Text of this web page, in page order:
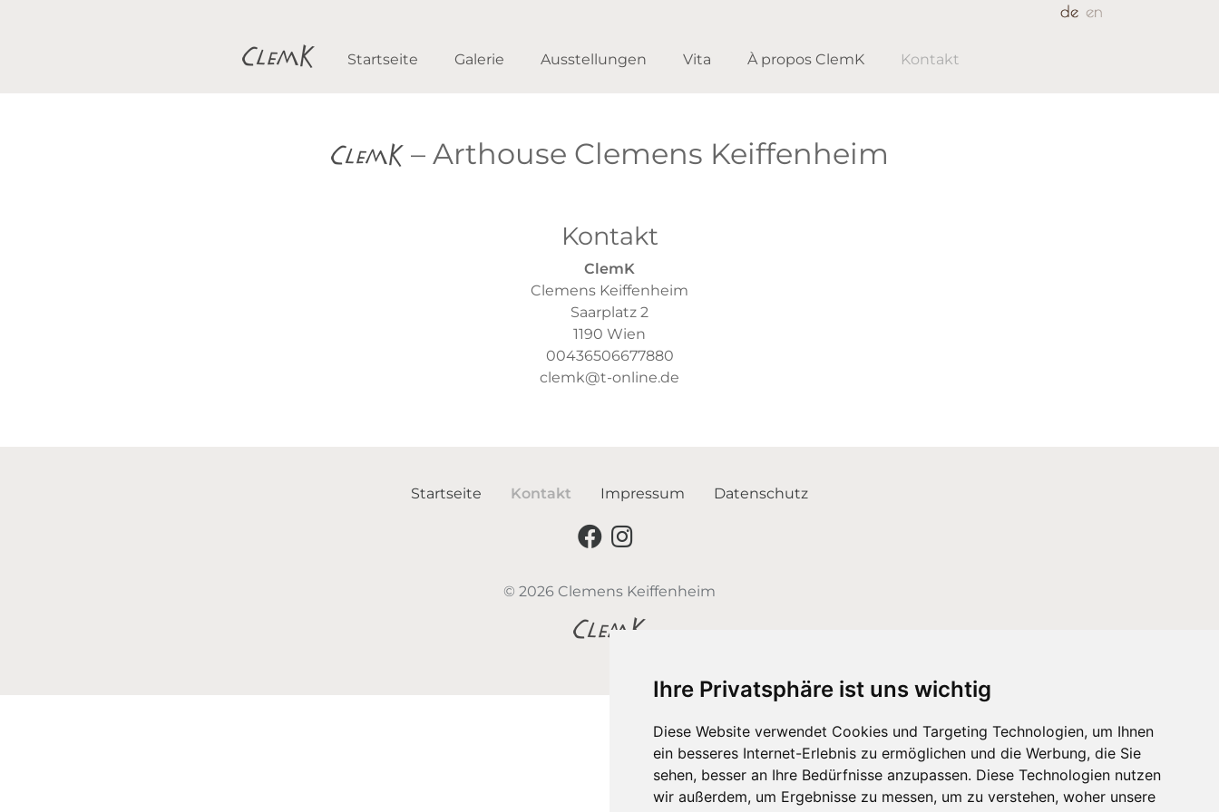
Ihre Privatsphäre ist uns wichtig
Diese Website verwendet Cookies und Targeting Technologien, um Ihnen
ein besseres Internet-Erlebnis zu ermöglichen und die Werbung, die Sie
sehen, besser an Ihre Bedürfnisse anzupassen. Diese Technologien nutzen
wir außerdem, um Ergebnisse zu messen, um zu verstehen, woher unsere
Startseite Galerie Ausstellungen Vita À propos ClemK Kontakt
– Arthouse Clemens Keiffenheim
Kontakt
ClemK
Clemens Keiffenheim
Saarplatz 2
1190 Wien
00436506677880
clemk@t-online.de
Startseite Kontakt Impressum Datenschutz
© 2026 Clemens Keiffenheim